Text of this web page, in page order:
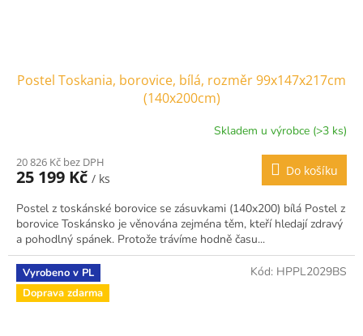
Postel Toskania, borovice, bílá, rozměr 99x147x217cm
(140x200cm)
Skladem u výrobce (>3 ks)
20 826 Kč bez DPH
25 199 Kč / ks
Do košíku
Postel z toskánské borovice se zásuvkami (140x200) bílá Postel z
borovice Toskánsko je věnována zejména těm, kteří hledají zdravý
a pohodlný spánek. Protože trávíme hodně času...
Vyrobeno v PL
Doprava zdarma
Kód: HPPL2029BS